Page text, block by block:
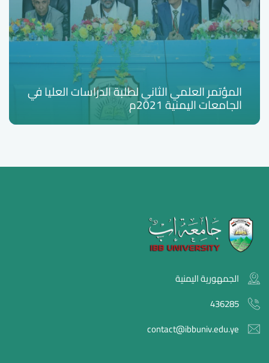
المؤتمر العلمي الثاني لطلبة الدراسات العليا في
الجامعات اليمنية 2021م
الجمهورية اليمنية
436285
contact@ibbuniv.edu.ye